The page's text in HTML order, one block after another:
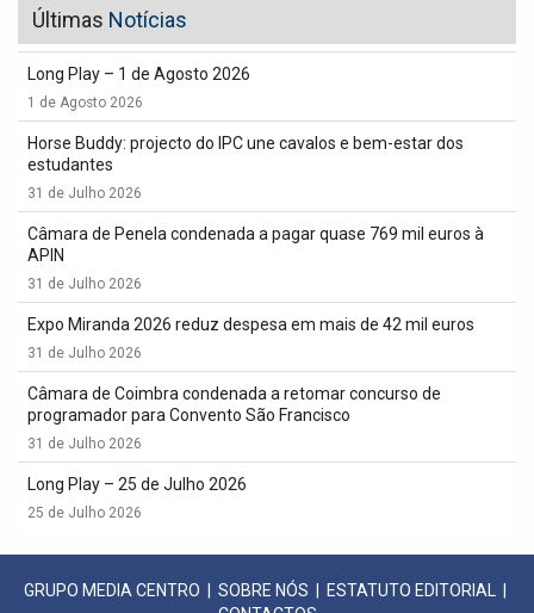
Últimas Notícias
Long Play – 1 de Agosto 2026
1 de Agosto 2026
Horse Buddy: projecto do IPC une cavalos e bem-estar dos
estudantes
31 de Julho 2026
Câmara de Penela condenada a pagar quase 769 mil euros à
APIN
31 de Julho 2026
Expo Miranda 2026 reduz despesa em mais de 42 mil euros
31 de Julho 2026
Câmara de Coimbra condenada a retomar concurso de
programador para Convento São Francisco
31 de Julho 2026
Long Play – 25 de Julho 2026
25 de Julho 2026
GRUPO MEDIA CENTRO SOBRE NÓS ESTATUTO EDITORIAL